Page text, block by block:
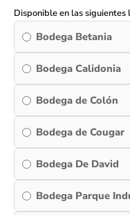
Disponible en las siguientes
Bodega Betania
Bodega Calidonia
Bodega de Colón
Bodega de Cougar
Bodega De David
Bodega Parque
mm,
Soporte
ATX,
GPU
410
mm,
Panel
Mesh,
Frontal
quantity